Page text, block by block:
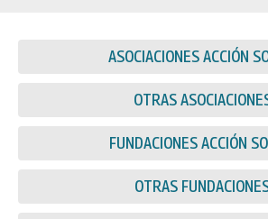
ASOCIACIONES ACCIÓN
OTRAS
FUNDACIONES ACCIÓN
OTRAS